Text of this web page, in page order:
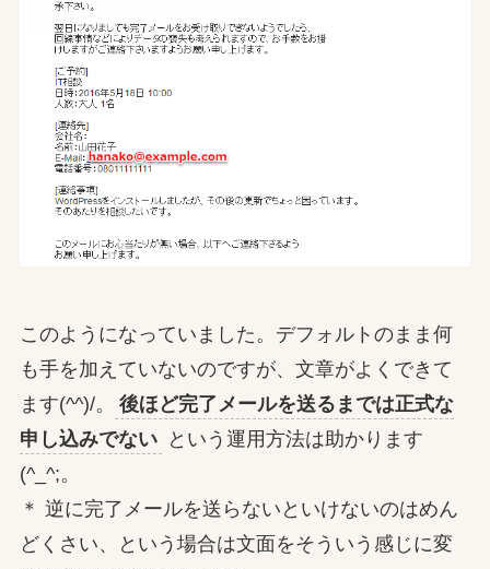
このようになっていました。デフォルトのまま何
も手を加えていないのですが、文章がよくできて
ます(^^)/。
後ほど完了メールを送るまでは正式な
申し込みでない
という運用方法は助かります
(^_^;。
＊ 逆に完了メールを送らないといけないのはめん
どくさい、という場合は文面をそういう感じに変